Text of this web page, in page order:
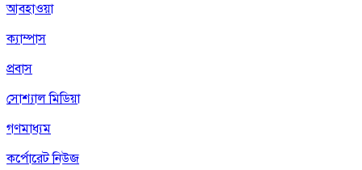
আবহাওয়া
ক্যাম্পাস
প্রবাস
সোশ্যাল মিডিয়া
গণমাধ্যম
কর্পোরেট নিউজ